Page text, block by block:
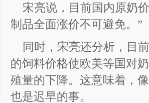
宋亮说，目前国内原奶
制品全面涨价不可避免。”
同时，宋亮还分析，目
的饲料价格使欧美等国对
殖量的下降。这意味着，
也是迟早的事。